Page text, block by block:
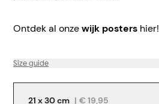
Ontdek al onzewijk posters hier!
Size guide
21 x 30 cm | € 19,95